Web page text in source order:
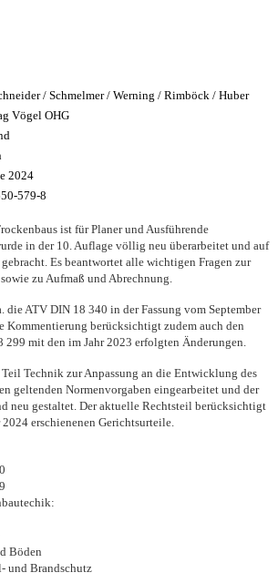
/ Schmelmer / Werning / Rimböck / Huber
Vögel OHG
2024
579-8
ist für Planer und Ausführende
in der 10. Auflage völlig neu überarbeitet und auf
gebracht. Es beantwortet alle wichtigen Fragen zur
zu Aufmaß und Abrechnung.
die ATV DIN 18 340 in der Fassung vom September
Kommentierung berücksichtigt zudem auch den
299 mit den im Jahr 2023 erfolgten Änderungen.
Technik zur Anpassung an die Entwicklung des
geltenden Normenvorgaben eingearbeitet und der
neu gestaltet. Der aktuelle Rechtsteil berücksichtigt
erschienenen Gerichtsurteile.
Böden
und Brandschutz